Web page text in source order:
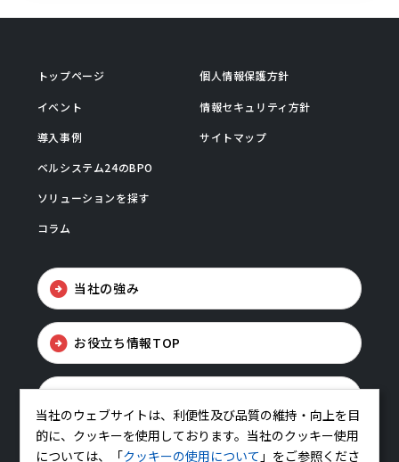
トップページ
イベント
導入事例
ベルシステム24のBPO
ソリューションを探す
コラム
個人情報保護方針
情報セキュリティ方針
サイトマップ
当社の強み
お役立ち情報TOP
当社のウェブサイトは、利便性及び品質の維持・向上を目
的に、クッキーを使用しております。当社のクッキー使用
については、「クッキーの使用について 」をご参照くださ